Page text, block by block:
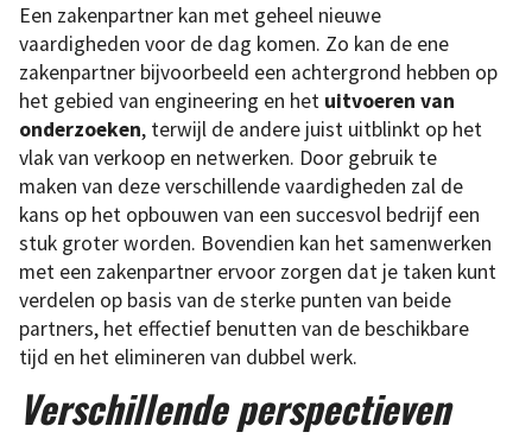
Een zakenpartner kan met geheel nieuwe
vaardigheden voor de dag komen. Zo kan de ene
zakenpartner bijvoorbeeld een achtergrond hebben op
het gebied van engineering en het uitvoeren van
onderzoeken, terwijl de andere juist uitblinkt op het
vlak van verkoop en netwerken. Door gebruik te
maken van deze verschillende vaardigheden zal de
kans op het opbouwen van een succesvol bedrijf een
stuk groter worden. Bovendien kan het samenwerken
met een zakenpartner ervoor zorgen dat je taken kunt
verdelen op basis van de sterke punten van beide
partners, het effectief benutten van de beschikbare
tijd en het elimineren van dubbel werk.
Verschillende perspectieven